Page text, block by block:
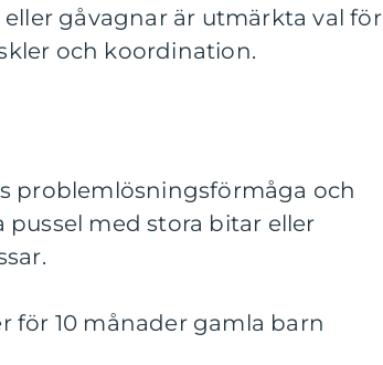
gåvagnar är utmärkta val för
och koordination.
problemlösningsförmåga och
med stora bitar eller
för 10 månader gamla barn